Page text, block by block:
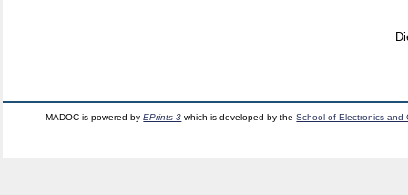
MADOC is powered byEPrints 3 which is developed by theSchool of Electronics and